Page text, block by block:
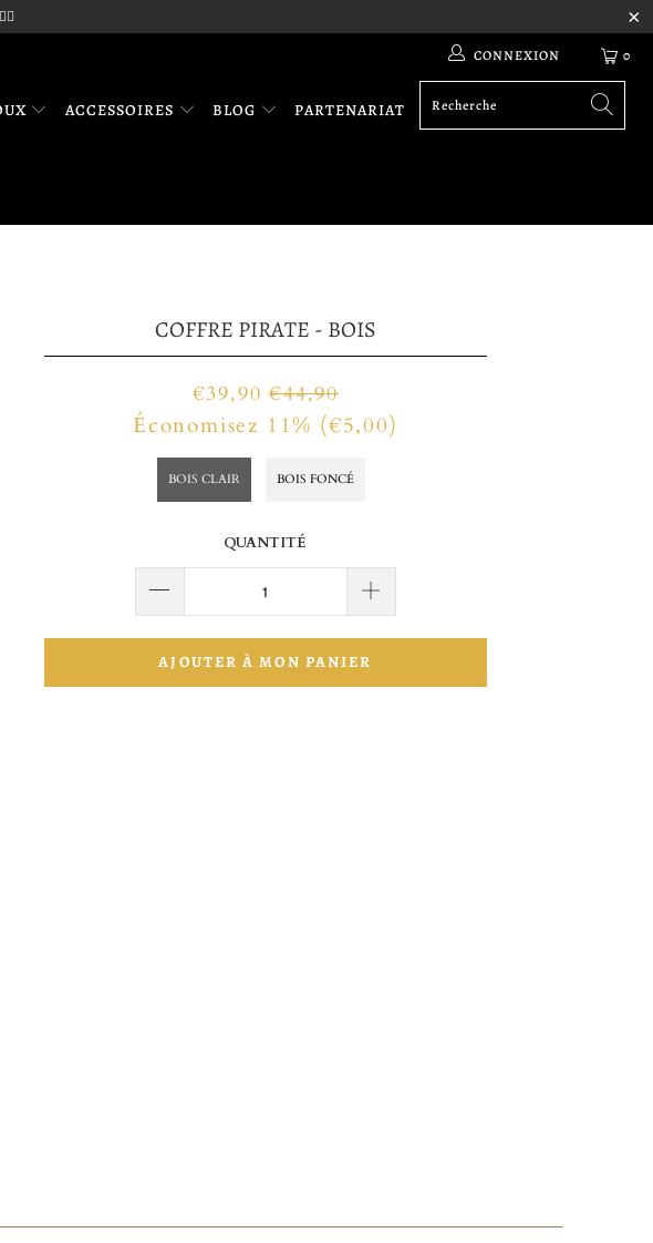
0
CONNEXION
ACCESSOIRES BLOG PARTENARIAT
COFFRE PIRATE - BOIS
€39,90 €44,90
Économisez 11% (€5,00)
BOIS CLAIR BOIS FONCÉ
QUANTITÉ
AJOUTER À MON PANIER